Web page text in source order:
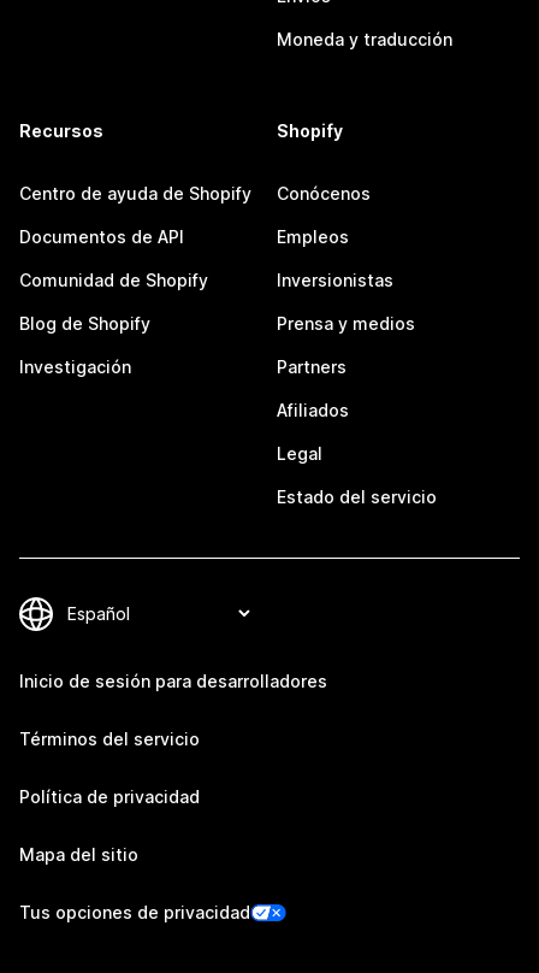
Moneda y traducción
Recursos
Centro de ayuda de Shopify
Documentos de API
Comunidad de Shopify
Blog de Shopify
Investigación
Shopify
Conócenos
Empleos
Inversionistas
Prensa y medios
Partners
Afiliados
Legal
Estado del servicio
Inicio de sesión para desarrolladores
Términos del servicio
Política de privacidad
Mapa del sitio
Tus opciones de privacidad